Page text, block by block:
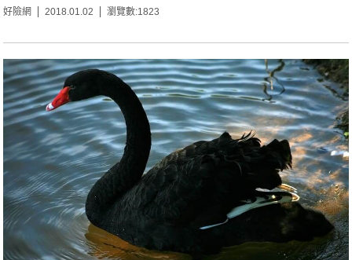
好險網 2018.01.02 瀏覽數:1823